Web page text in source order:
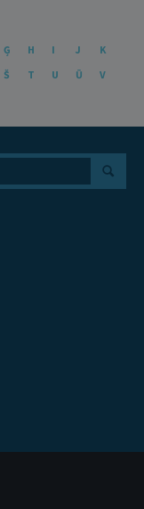
Ģ H I J
K
Š T U Ū
V